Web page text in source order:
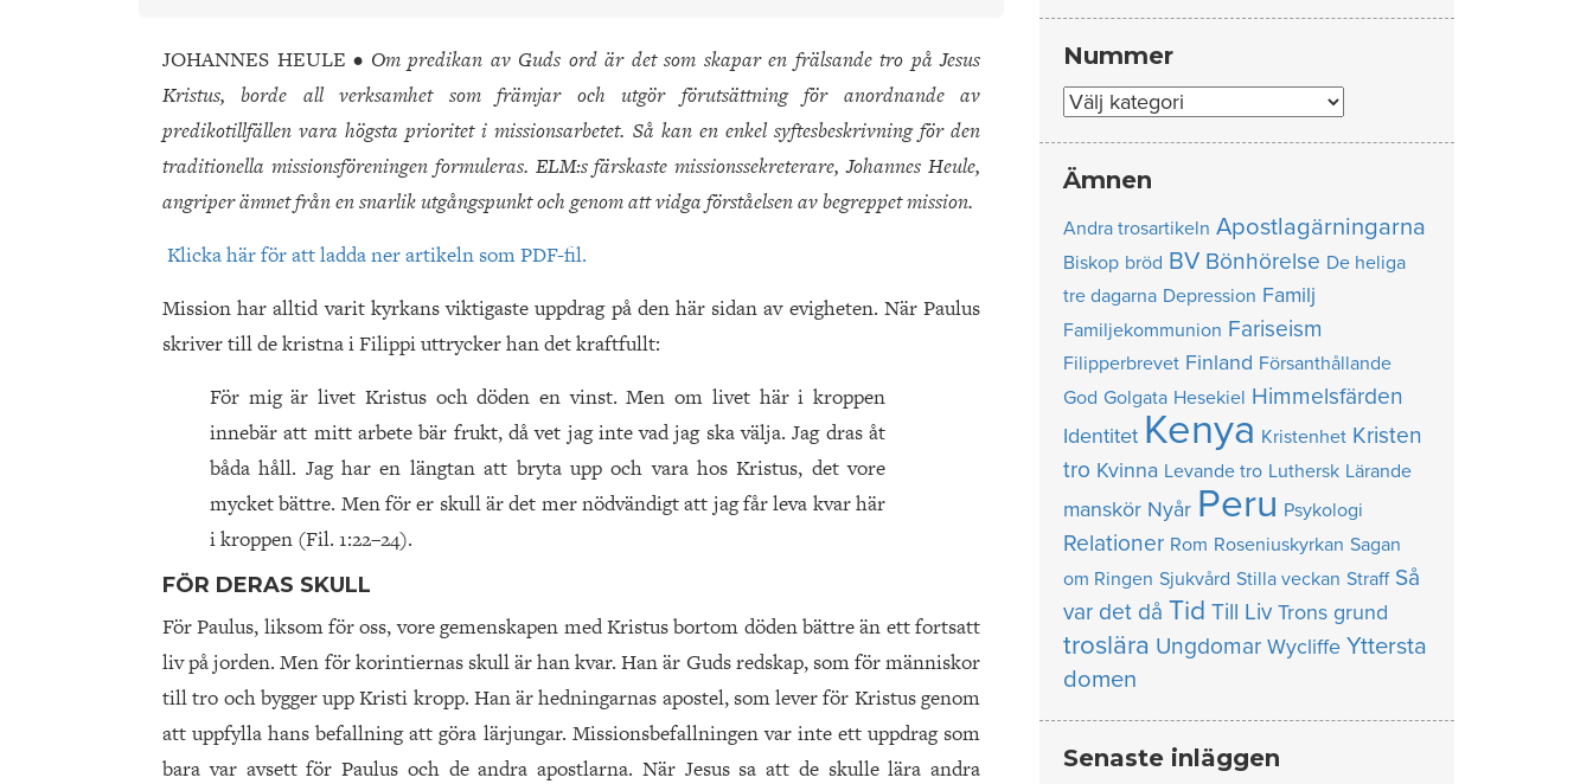
JOHANNES HEULE • Om predikan av Guds ord är det som skapar en frälsande tro på Jesus
Kristus, borde all verksamhet som främjar och utgör förutsättning för anordnande av
predikotillfällen vara högsta prioritet i missionsarbetet. Så kan en enkel syftesbeskrivning för den
traditionella missionsföreningen formuleras. ELM:s färskaste missionssekreterare, Johannes Heule,
angriper ämnet från en snarlik utgångspunkt och genom att vidga förståelsen av begreppet mission.
Klicka här för att ladda ner artikeln som PDF-fil.
Mission har alltid varit kyrkans viktigaste uppdrag på den här sidan av evigheten. När Paulus
skriver till de kristna i Filippi uttrycker han det kraftfullt:
För mig är livet Kristus och döden en vinst. Men om livet här i kroppen
innebär att mitt arbete bär frukt, då vet jag inte vad jag ska välja. Jag dras åt
båda håll. Jag har en längtan att bryta upp och vara hos Kristus, det vore
mycket bättre. Men för er skull är det mer nödvändigt att jag får leva kvar här
i kroppen (Fil. 1:22–24).
FÖR DERAS SKULL
För Paulus, liksom för oss, vore gemenskapen med Kristus bortom döden bättre än ett fortsatt
liv på jorden. Men för korintiernas skull är han kvar. Han är Guds redskap, som för människor
till tro och bygger upp Kristi kropp. Han är hedningarnas apostel, som lever för Kristus genom
att uppfylla hans befallning att göra lärjungar. Missionsbefallningen var inte ett uppdrag som
bara var avsett för Paulus och de andra apostlarna. När Jesus sa att de skulle lära andra
Nummer
Nummer
Ämnen
Andra trosartikeln Apostlagärningarna
Biskop bröd BV Bönhörelse De heliga
tre dagarna Depression Familj
Familjekommunion Fariseism
Filipperbrevet Finland Försanthållande
God Golgata Hesekiel Himmelsfärden
Identitet Kenya Kristenhet Kristen
tro Kvinna Levande tro Luthersk Lärande
manskör Nyår Peru Psykologi
Relationer Rom Roseniuskyrkan Sagan
om Ringen Sjukvård Stilla veckan Straff Så
var det då Tid Till Liv Trons grund
troslära Ungdomar Wycliffe Yttersta
domen
Senaste inläggen